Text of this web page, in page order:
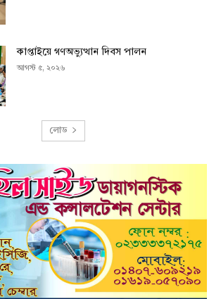
কাপ্তাইয়ে গণঅভ্যুত্থান দিবস পালন
আগস্ট ৫, ২০২৬
লোড